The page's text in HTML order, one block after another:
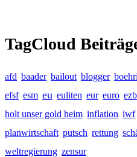
TagCloud
afd baader bailout blogger
efsf esm eu euliten eur euro ezb
holt unser gold heim inflation iwf
planwirtschaft putsch rettung
weltregierung zensur